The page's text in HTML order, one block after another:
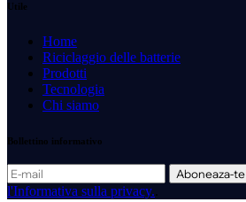
Utile
Home
Riciclaggio delle batterie
Prodotti
Tecnologia
Chi siamo
Bollettino informativo
Aboneaza-te
l'Informativa sulla privacy..